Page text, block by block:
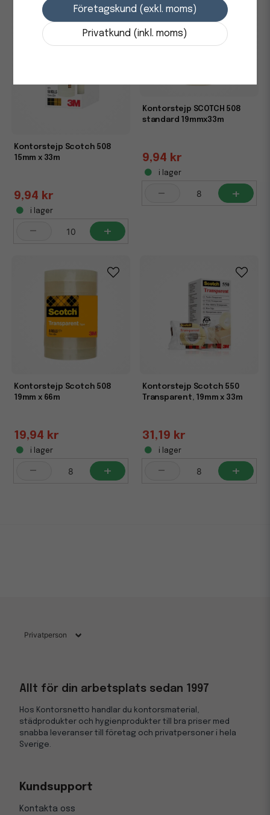
Kontorstejp Scotch 508
15mm x 33m
9,94 kr
i lager
- +
Kontorstejp SCOTCH 508
standard 19mmx33m
9,94 kr
i lager
- +
Kontorstejp Scotch 508
19mm x 66m
19,94 kr
i lager
- +
Kontorstejp Scotch 550
Transparent, 19mm x 33m
31,19 kr
i lager
- +
Företagskund (exkl. moms)
Privatkund (inkl. moms)
Allt för din arbetsplats sedan 1997
Hos Kontorsnetto handlar du kontorsmaterial,
städprodukter och hygienprodukter till bra priser med
snabba leveranser till företag och privatpersoner i hela
Sverige.
Kundsupport
Kontakta oss